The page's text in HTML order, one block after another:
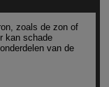
zoals de zon of
kan schade
van de